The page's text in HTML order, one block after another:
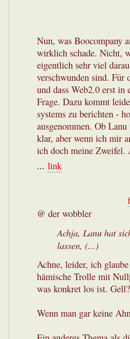
Nun, was Boocompany
wirklich schade. Nicht,
eigentlich sehr viel
verschwunden sind.
und dass Web2.0 erst
Frage. Dazu kommt
systems zu berichten -
ausgenommen. Ob
klar, aber wenn ich mir
ich doch meine Zweifel.
... link
@ der wobbler
Achja, Lanu hat
lassen, (...)
Achne, leider, ich
hämische Trolle mit
was konkret los ist. Gell?
Wenn man gar keine